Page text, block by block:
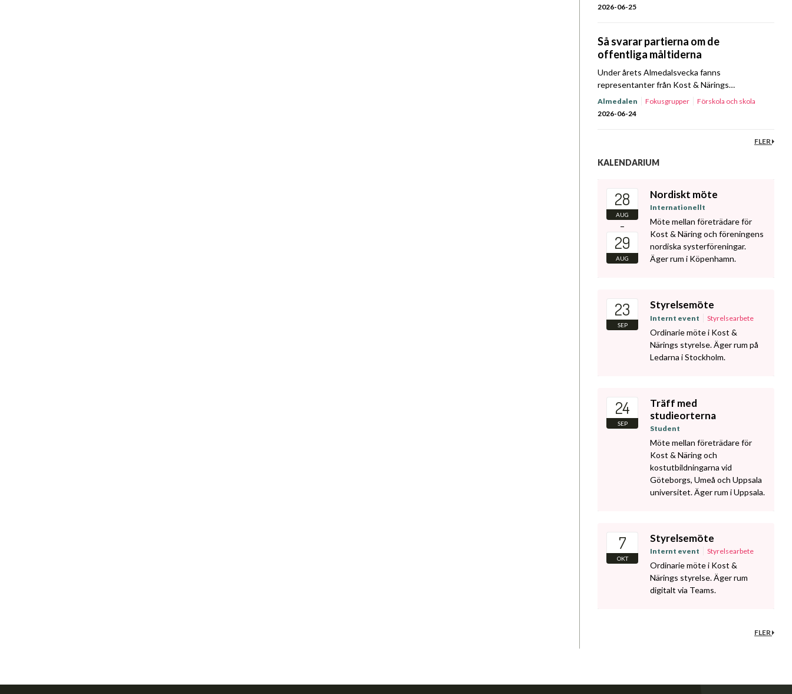
bland annat kring prioriteringar, ansvar och
Hållbarhet
2026-06-25
Så svarar partierna om de
offentliga måltiderna
Under årets Almedalsvecka fanns
representanter från Kost & Närings
fokusgrupper och styrelse på plats i Visby för
att driva föreningens frågor. På
Almedalen Fokusgrupper
Förskola och skola
Hållbarhet
2026-06-24
FLER
KALENDARIUM
28
AUG
–
29
AUG
Nordiskt möte
Internationellt
Möte mellan företrädare för
Kost & Näring och föreningens
nordiska systerföreningar.
Äger rum i Köpenhamn.
23
SEP
Styrelsemöte
Internt event Styrelsearbete
Ordinarie möte i Kost &
Närings styrelse. Äger rum på
Ledarna i Stockholm.
24
SEP
Träff med
studieorterna
Student
Möte mellan företrädare för
Kost & Näring och
kostutbildningarna vid
Göteborgs, Umeå och Uppsala
universitet. Äger rum i Uppsala.
7
OKT
Styrelsemöte
Internt event Styrelsearbete
Ordinarie möte i Kost &
Närings styrelse. Äger rum
digitalt via Teams.
FLER